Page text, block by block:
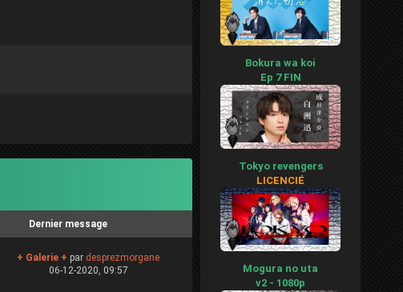
Dernier message
+ Galerie + par desprezmorgane
06-12-2020, 09:57
Bokura wa koi
Ep 7 FIN
Tokyo revengers
LICENCIÉ
Mogura no uta
v2 - 1080p